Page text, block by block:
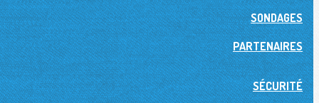
SONDAGES
PARTENAIRES
SÉCURITÉ